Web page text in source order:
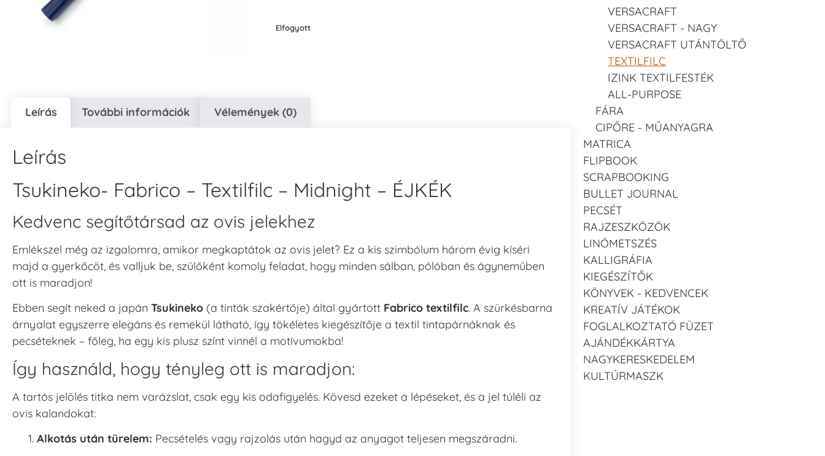
Elfogyott
Leírás További információk Vélemények (0)
Leírás
Tsukineko- Fabrico – Textilfilc – Midnight – ÉJKÉK
Kedvenc segítőtársad az ovis jelekhez
Emlékszel még az izgalomra, amikor megkaptátok az ovis jelet? Ez a kis szimbólum három évig kíséri
majd a gyerkőcöt, és valljuk be, szülőként komoly feladat, hogy minden sálban, pólóban és ágyneműben
ott is maradjon!
Ebben segít neked a japán Tsukineko (a tinták szakértője) által gyártott Fabrico textilfilc. A szürkésbarna
árnyalat egyszerre elegáns és remekül látható, így tökéletes kiegészítője a textil tintapárnáknak és
pecséteknek – főleg, ha egy kis plusz színt vinnél a motívumokba!
Így használd, hogy tényleg ott is maradjon:
A tartós jelölés titka nem varázslat, csak egy kis odafigyelés. Kövesd ezeket a lépéseket, és a jel túléli az
ovis kalandokat:
Alkotás után türelem: Pecsételés vagy rajzolás után hagyd az anyagot teljesen megszáradni.
VERSACRAFT
VERSACRAFT - NAGY
VERSACRAFT UTÁNTÖLTŐ
TEXTILFILC
IZINK TEXTILFESTÉK
ALL-PURPOSE
FÁRA
CIPŐRE - MŰANYAGRA
MATRICA
FLIPBOOK
SCRAPBOOKING
BULLET JOURNAL
PECSÉT
RAJZESZKÖZÖK
LINÓMETSZÉS
KALLIGRÁFIA
KIEGÉSZÍTŐK
KÖNYVEK - KEDVENCEK
KREATÍV JÁTÉKOK
FOGLALKOZTATÓ FÜZET
AJÁNDÉKKÁRTYA
NAGYKERESKEDELEM
KULTÚRMASZK